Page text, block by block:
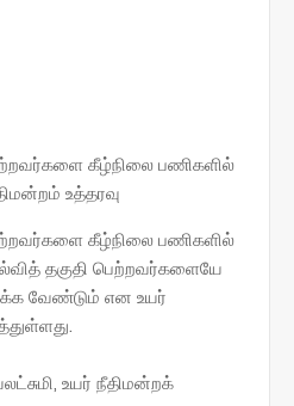
கீழ்நிலை பணிகளில்
உத்தரவு
கீழ்நிலை பணிகளில்
தகுதி பெற்றவர்களையே
வேண்டும் என உயர்
உயர் நீதிமன்றக்